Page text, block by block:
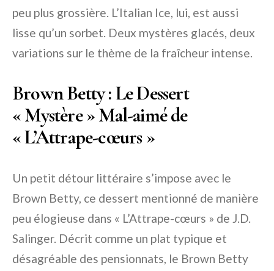
peu plus grossière. L’Italian Ice, lui, est aussi
lisse qu’un sorbet. Deux mystères glacés, deux
variations sur le thème de la fraîcheur intense.
Brown Betty : Le Dessert
« Mystère » Mal-aimé de
« L’Attrape-cœurs »
Un petit détour littéraire s’impose avec le
Brown Betty, ce dessert mentionné de manière
peu élogieuse dans « L’Attrape-cœurs » de J.D.
Salinger. Décrit comme un plat typique et
désagréable des pensionnats, le Brown Betty